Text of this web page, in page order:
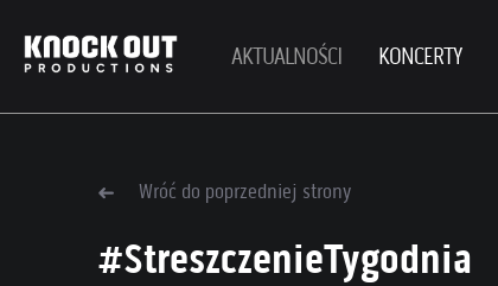
AKTUALNOŚCI KONCERTY
Wróć do poprzedniej strony
#StreszczenieTygodnia